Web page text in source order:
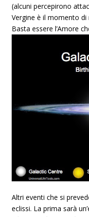
(alcuni percepirono
Vergine è il momento di
Basta essere l’Amore
Altri eventi che si
eclissi. La prima sarà